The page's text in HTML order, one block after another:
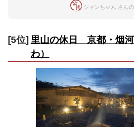
シャンちゃん さん
[5位] 里山の休日 京都・烟
わ）